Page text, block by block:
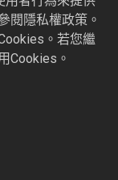
03/18
閱隱私權政策。
。若您繼
Cookies。